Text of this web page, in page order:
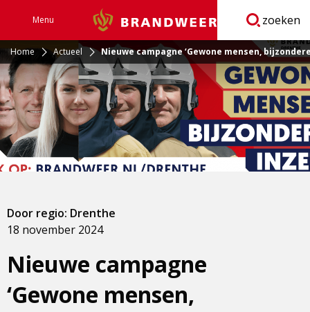
Menu Brandweer zoeken
Home Actueel Nieuwe campagne ‘Gewone mensen,
Nieuwe campagne
‘Gewone mensen,
18 november 2024
Door regio: Drenthe